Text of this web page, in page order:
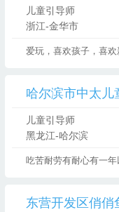
儿童引导师
浙江-金华市
哈尔滨市中太儿
儿童引导师
黑龙江-哈尔滨
吃苦耐劳有耐心有一
东营开发区俏俏